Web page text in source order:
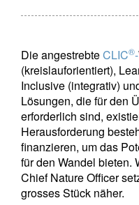
Die angestrebteCLIC®-
(kreislauforientiert),
Inclusive (integrativ)
Lösungen, die für den
erforderlich sind,
Herausforderung
finanzieren, um das
für den Wandel bieten.
Chief Nature Officer
grosses Stück näher.